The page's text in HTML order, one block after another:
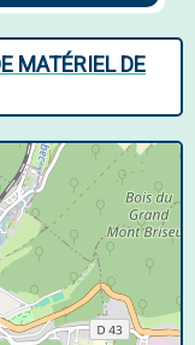
MATÉRIEL DE